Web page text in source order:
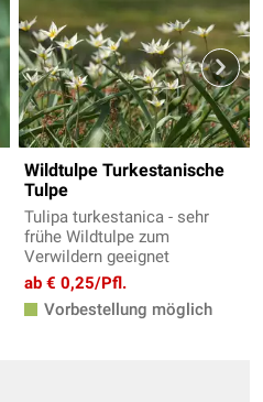
Wildtulpe Turkestanische
Tulpe
Tulipa turkestanica - sehr
frühe Wildtulpe zum
Verwildern geeignet
ab € 0,25/Pfl.
Vorbestellung möglich